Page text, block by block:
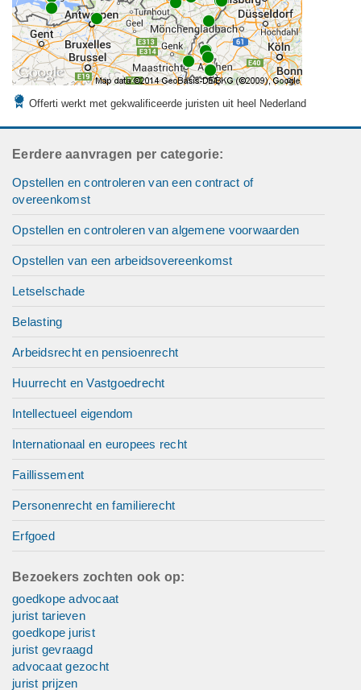
Offerti werkt met gekwalificeerde juristen uit heel Nederland
Eerdere aanvragen per categorie:
Opstellen en controleren van een contract of
overeenkomst
Opstellen en controleren van algemene voorwaarden
Opstellen van een arbeidsovereenkomst
Letselschade
Belasting
Arbeidsrecht en pensioenrecht
Huurrecht en Vastgoedrecht
Intellectueel eigendom
Internationaal en europees recht
Faillissement
Personenrecht en familierecht
Erfgoed
Bezoekers zochten ook op:
goedkope advocaat
jurist tarieven
goedkope jurist
jurist gevraagd
advocaat gezocht
jurist prijzen